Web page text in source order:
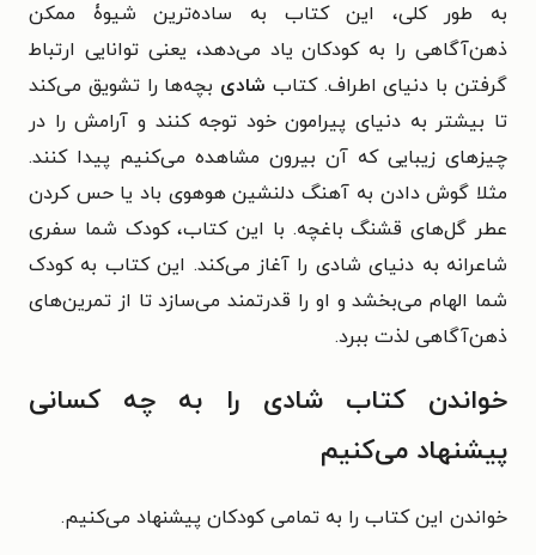
به طور کلی، این کتاب به ساده‌ترین شیوۀ ممکن
ذهن‌آگاهی را به کودکان یاد می‌دهد، یعنی توانایی ارتباط
گرفتن با دنیای اطراف. کتاب شادی بچه‌ها را تشویق می‌کند
تا بیشتر به دنیای پیرامون خود توجه کنند و آرامش را در
چیزهای زیبایی که آن بیرون مشاهده می‌کنیم پیدا کنند.
مثلا گوش دادن به آهنگ دلنشین هوهوی باد یا حس کردن
عطر گل‌های قشنگ باغچه. با این کتاب، کودک شما سفری
شاعرانه به دنیای شادی را آغاز می‌کند. این کتاب به کودک
شما الهام می‌بخشد و او را قدرتمند می‌سازد تا از تمرین‌های
ذهن‌آگاهی لذت ببرد.
خواندن کتاب شادی را به چه کسانی
پیشنهاد می‌کنیم
خواندن این کتاب را به تمامی کودکان پیشنهاد می‌کنیم.